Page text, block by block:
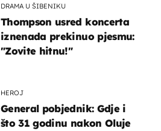
DRAMA U ŠIBENIKU
Thompson usred koncerta
iznenada prekinuo pjesmu:
"Zovite hitnu!"
HEROJ
General pobjednik: Gdje i
što 31 godinu nakon Oluje